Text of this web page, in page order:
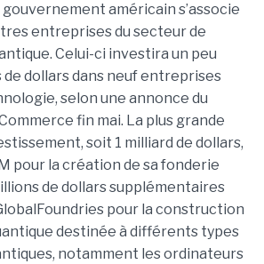
américain s’associe
entreprises du secteur de
Celui-ci investira un peu
de dollars dans neuf entreprises
selon une annonce du
fin mai. La plus grande
soit 1 milliard de dollars,
pour la création de sa fonderie
de dollars supplémentaires
pour la construction
destinée à différents types
notamment les ordinateurs